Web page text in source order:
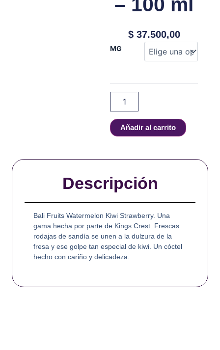
– 100 ml
$37.500,00
MG
Bali
Kiwi
Strawberry
ml
cantidad
Añadir al carrito
Descripción
Bali Fruits Watermelon Kiwi Strawberry. Una
gama hecha por parte de Kings Crest. Frescas
rodajas de sandía se unen a la dulzura de la
fresa y ese golpe tan especial de kiwi. Un cóctel
hecho con cariño y delicadeza.